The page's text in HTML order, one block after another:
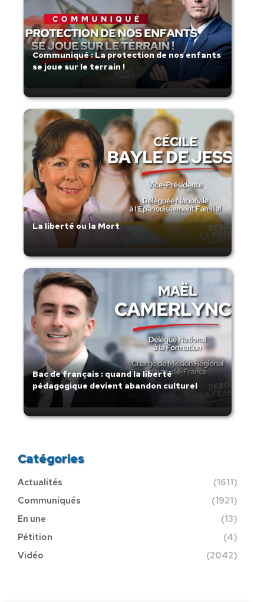
Communiqué : La protection de nos enfants
se joue sur le terrain !
La liberté ou la Mort
Bac de français : quand la liberté
pédagogique devient abandon culturel
Catégories
Actualités
(1611)
Communiqués
(1921)
En une
(13)
Pétition
(4)
Vidéo
(2042)